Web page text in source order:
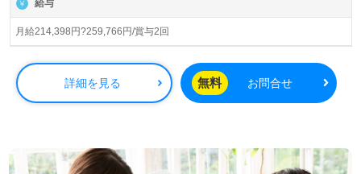
り良い介護を提供するための支援を受けることが可能で
す。先輩職員からの温かいサポートがあるため、新しい環
境でも安心してスタートできます。
「思いやりとやさしさを基にした介護」を実践し、知識や
な選択肢を、専任のコンサルタントが親身にサポートしま
す。求人に関するお問い合わせは、LINEやメール、電話で
給与
月給214,398円?259,766円/賞与2回
詳細を見る 無料 お問合せ